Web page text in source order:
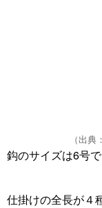
（出
鈎のサイズは6号で
仕掛けの全長が４